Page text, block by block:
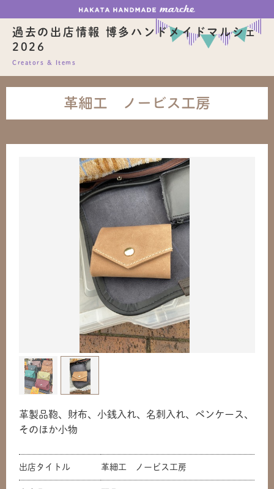
過去の出店情報 博多ハンドメイドマルシェ
2026
Creators & Items
革細工 ノービス工房
革製品鞄、財布、小銭入れ、名刺入れ、ペンケース、
そのほか小物
出店タイトル 革細工 ノービス工房